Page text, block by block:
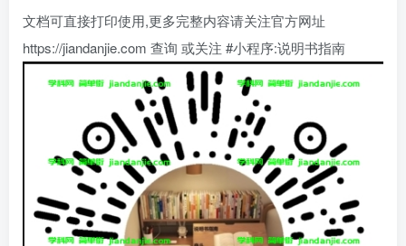
文档可直接打印使用,更多完整内容请关注官方网址
https://jiandanjie.com 查询 或关注 #小程序:说明书指南